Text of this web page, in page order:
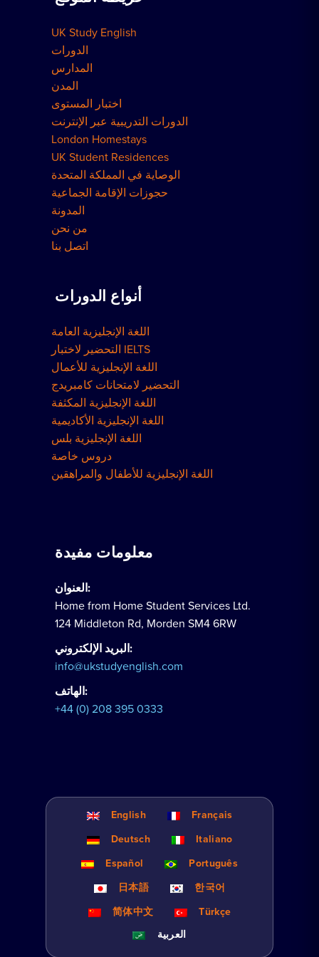
UK Study English
الدورات
المدارس
المدن
اختبار المستوى
الدورات التدريبية عبر الإنترنت
London Homestays
UK Student Residences
الوصاية في المملكة المتحدة
حجوزات الإقامة الجماعية
المدونة
من نحن
اتصل بنا
أنواع الدورات
اللغة الإنجليزية العامة
التحضير لاختبار IELTS
اللغة الإنجليزية للأعمال
التحضير لامتحانات كامبريدج
اللغة الإنجليزية المكثفة
اللغة الإنجليزية الأكاديمية
اللغة الإنجليزية بلس
دروس خاصة
اللغة الإنجليزية للأطفال والمراهقين
معلومات مفيدة
العنوان:
Home from Home Student Services Ltd.
124 Middleton Rd, Morden SM4 6RW
البريد الإلكتروني:
info@ukstudyenglish.com
الهاتف:
+44 (0) 208 395 0333
English
Français
Deutsch
Italiano
Español
Português
日本語
한국어
简体中文
Türkçe
العربية